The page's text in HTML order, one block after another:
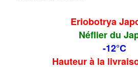
Eriobotrya
Néflier du
-12°C
Hauteur à la